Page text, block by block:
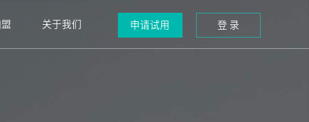
关于我们 申请试用 登 录